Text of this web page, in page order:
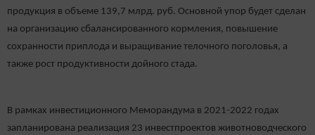
продукция в объеме 139,7 млрд. руб. Основной упор будет сделан
на организацию сбалансированного кормления, повышение
сохранности приплода и выращивание телочного поголовья, а
также рост продуктивности дойного стада.
В рамках инвестиционного Меморандума в 2021-2022 годах
запланирована реализация 23 инвестпроектов животноводческого